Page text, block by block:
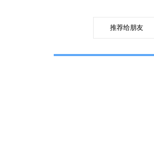
推荐给朋友